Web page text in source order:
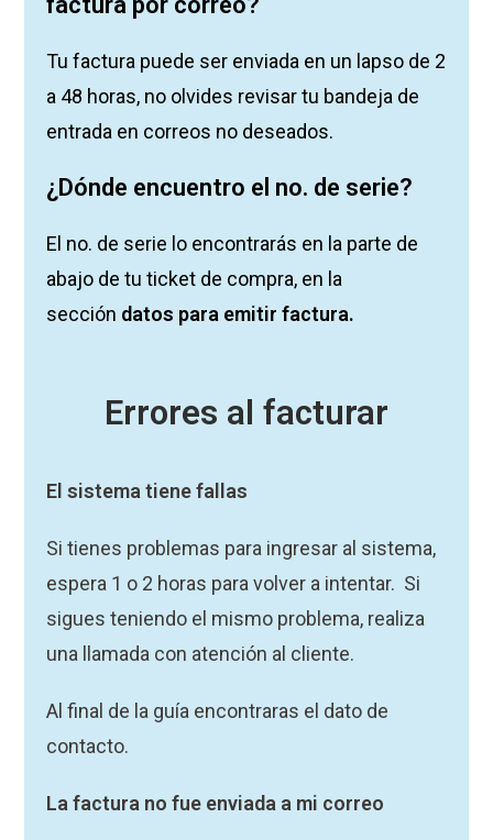
Tu factura puede ser enviada en un lapso de 2
a 48 horas, no olvides revisar tu bandeja de
entrada en correos no deseados.
¿Dónde encuentro el no. de serie?
El no. de serie lo encontrarás en la parte de
abajo de tu ticket de compra, en la
sección datos para emitir factura.
Errores al facturar
El sistema tiene fallas
Si tienes problemas para ingresar al sistema,
espera 1 o 2 horas para volver a intentar. Si
sigues teniendo el mismo problema, realiza
una llamada con atención al cliente.
Al final de la guía encontraras el dato de
contacto.
La factura no fue enviada a mi correo